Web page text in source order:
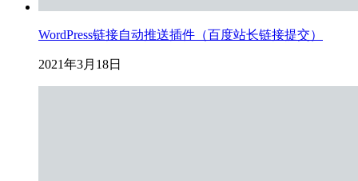
WordPress链接自动推送插件（百度站长链接提交）
2021年3月18日